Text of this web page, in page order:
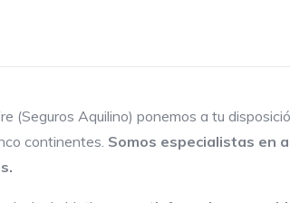
(Seguros Aquilino) ponemos a tu
continentes. Somos especialistas en